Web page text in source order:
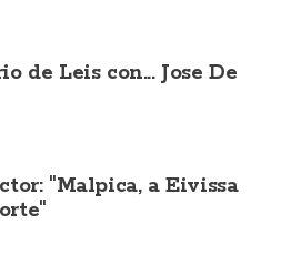
de Leis con... Jose De
"Malpica, a Eivissa